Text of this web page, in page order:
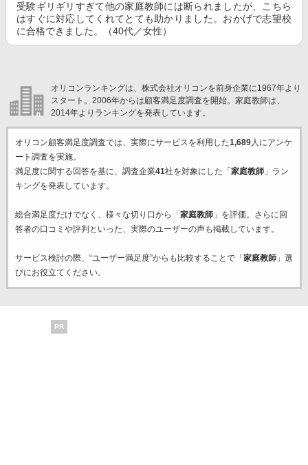
受験ギリギリすぎて他の家庭教師には断られましたが、こちら
はすぐに対応してくれてとても助かりました。おかげで志望校
に合格できました。（40代／女性）
オリコンランキングは、株式会社オリコンを前身企業に1967年より
スタート。2006年からは顧客満足度調査を開始。家庭教師は、
2014年よりランキングを発表しています。
オリコン顧客満足度調査では、実際にサービスを利用した1,689人にアンケ
ート調査を実施。
満足度に関する回答を基に、調査企業41社を対象にした「 家庭教師」ラン
キングを発表しています。
総合満足度だけでなく、様々な切り口から「 家庭教師」を評価。さらに回
答者の口コミや評判といった、実際のユーザーの声も掲載しています。
サービス検討の際、“ユーザー満足度”からも比較することで「 家庭教師」選
びにお役立てください。
PR